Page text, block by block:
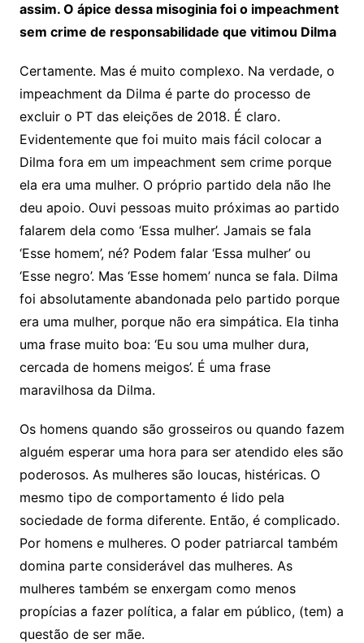
assim. O ápice dessa misoginia foi o impeachment
sem crime de responsabilidade que vitimou Dilma
Certamente. Mas é muito complexo. Na verdade, o
impeachment da Dilma é parte do processo de
excluir o PT das eleições de 2018. É claro.
Evidentemente que foi muito mais fácil colocar a
Dilma fora em um impeachment sem crime porque
ela era uma mulher. O próprio partido dela não lhe
deu apoio. Ouvi pessoas muito próximas ao partido
falarem dela como ‘Essa mulher’. Jamais se fala
‘Esse homem’, né? Podem falar ‘Essa mulher’ ou
‘Esse negro’. Mas ‘Esse homem’ nunca se fala. Dilma
foi absolutamente abandonada pelo partido porque
era uma mulher, porque não era simpática. Ela tinha
uma frase muito boa: ‘Eu sou uma mulher dura,
cercada de homens meigos’. É uma frase
maravilhosa da Dilma.
Os homens quando são grosseiros ou quando fazem
alguém esperar uma hora para ser atendido eles são
poderosos. As mulheres são loucas, histéricas. O
mesmo tipo de comportamento é lido pela
sociedade de forma diferente. Então, é complicado.
Por homens e mulheres. O poder patriarcal também
domina parte considerável das mulheres. As
mulheres também se enxergam como menos
propícias a fazer política, a falar em público, (tem) a
questão de ser mãe.